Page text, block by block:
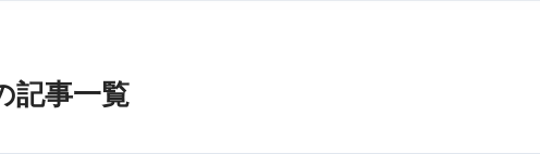
記事一覧